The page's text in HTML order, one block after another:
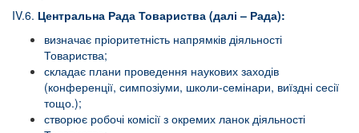
IV.6. Центральна Рада Товариства (далі – Рада):
визначає пріоритетність напрямків діяльності
Товариства;
складає плани проведення наукових заходів
(конференції, симпозіуми, школи-семінари, виїздні сесії
тощо.);
створює робочі комісії з окремих ланок діяльності